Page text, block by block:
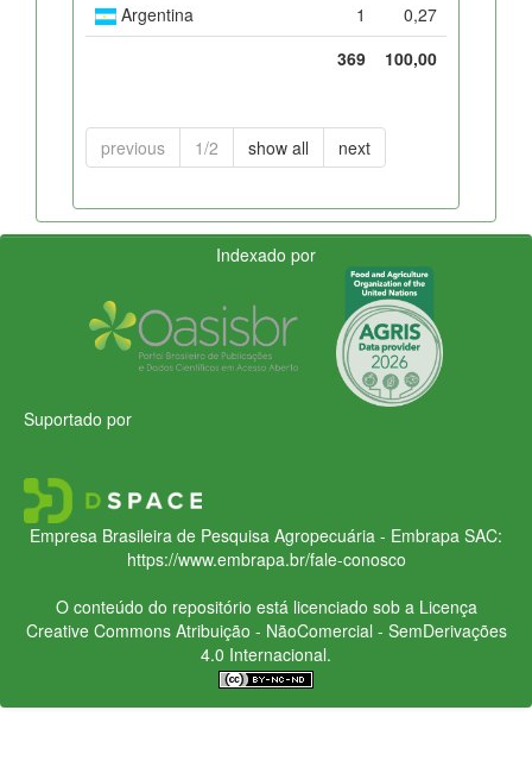
Argentina
1
0,27
369
100,00
previous 1/2 show all next
Indexado por
Suportado por
Empresa Brasileira de Pesquisa Agropecuária - Embrapa SAC:
https://www.embrapa.br/fale-conosco
O conteúdo do repositório está licenciado sob a Licença
Creative CommonsAtribuição - NãoComercial - SemDerivações
4.0 Internacional.